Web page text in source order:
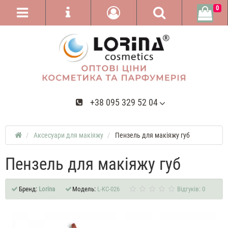
+38 095 329 52 04
0
Аксесуари для макіяжу Пензель для макіяжу губ
Пензель для макіяжу губ
Бренд: Lorina Модель: L-KC-026 Відгуків: 0